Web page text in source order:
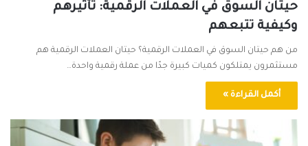
حيتان السوق في العملات الرقمية: تأثيرهم
وكيفية تتبعهم
من هم حيتان السوق في العملات الرقمية؟ حيتان العملات الرقمية هم
مستثمرون يمتلكون كميات كبيرة جدًا من عملة رقمية واحدة…
أكمل القراءة »